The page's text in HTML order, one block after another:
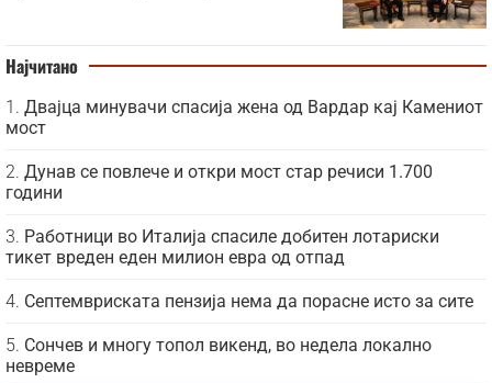
Најчитано
Двајца минувачи спасија жена од Вардар кај Камениот
мост
Дунав се повлече и откри мост стар речиси 1.700
години
Работници во Италија спасиле добитен лотариски
тикет вреден еден милион евра од отпад
Септемвриската пензија нема да порасне исто за сите
Сончев и многу топол викенд, во недела локално
невреме